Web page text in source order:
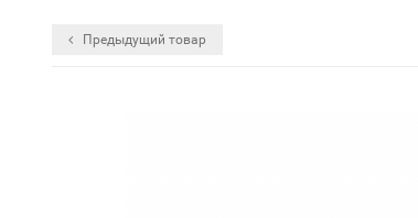
Предыдущий товар